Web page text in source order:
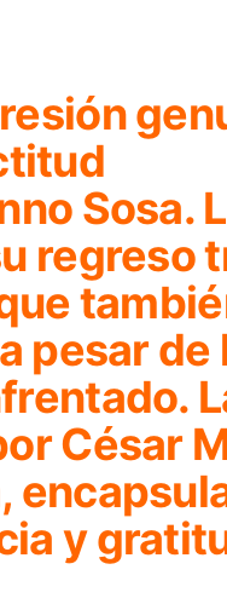
Sosa.
regreso
pesar de
César
y